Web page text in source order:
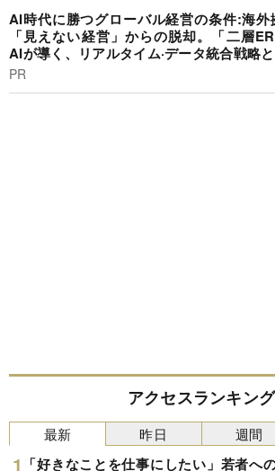
AI時代に勝つグローバル経営の条件:海外
「見えない経営」からの脱却。「二層
AIが導く、リアルタイム·データ統合戦略
PR
アクセスランキング
最新
「好きなことを仕事にしたい」若者へ
昨日 週間